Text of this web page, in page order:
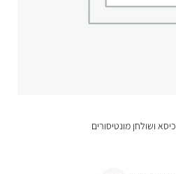
כיסא ושולחן מונטיסורים